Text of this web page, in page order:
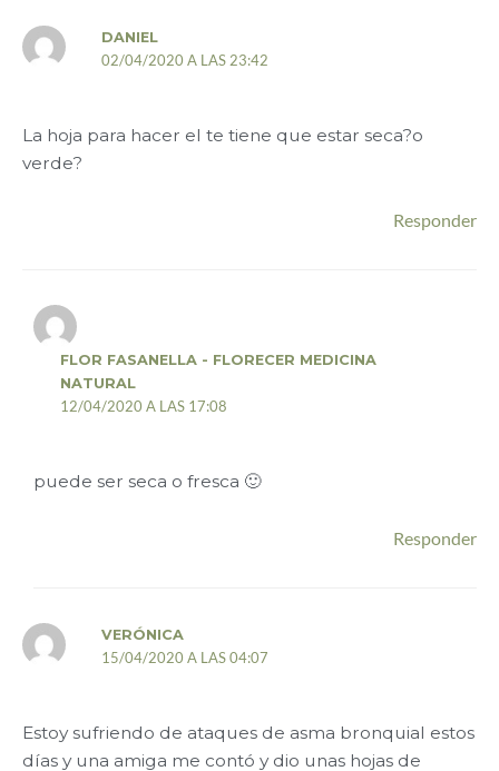
DANIEL
02/04/2020 A LAS 23:42
La hoja para hacer el te tiene que estar seca?o
verde?
Responder
FLOR FASANELLA - FLORECER MEDICINA
NATURAL
12/04/2020 A LAS 17:08
puede ser seca o fresca 🙂
Responder
VERÓNICA
15/04/2020 A LAS 04:07
Estoy sufriendo de ataques de asma bronquial estos
días y una amiga me contó y dio unas hojas de